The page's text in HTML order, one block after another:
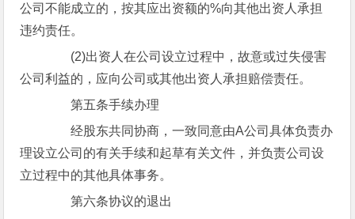
公司不能成立的，按其应出资额的%向其他出资人承担
违约责任。
(2)出资人在公司设立过程中，故意或过失侵害
公司利益的，应向公司或其他出资人承担赔偿责任。
第五条手续办理
经股东共同协商，一致同意由A公司具体负责办
理设立公司的有关手续和起草有关文件，并负责公司设
立过程中的其他具体事务。
第六条协议的退出